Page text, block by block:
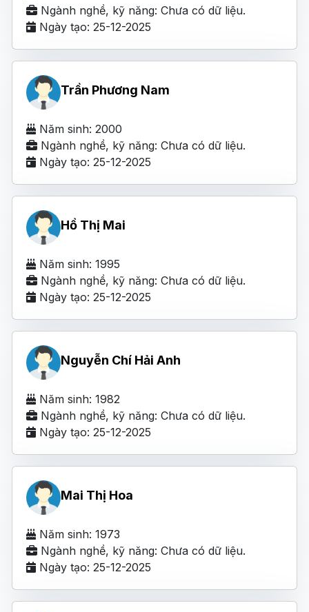
Ngành nghề, kỹ năng: Chưa có dữ liệu.
Ngày tạo: 25-12-2025
Trần Phương Nam
Năm sinh: 2000
Ngành nghề, kỹ năng: Chưa có dữ liệu.
Ngày tạo: 25-12-2025
Hồ Thị Mai
Năm sinh: 1995
Ngành nghề, kỹ năng: Chưa có dữ liệu.
Ngày tạo: 25-12-2025
Nguyễn Chí Hải Anh
Năm sinh: 1982
Ngành nghề, kỹ năng: Chưa có dữ liệu.
Ngày tạo: 25-12-2025
Mai Thị Hoa
Năm sinh: 1973
Ngành nghề, kỹ năng: Chưa có dữ liệu.
Ngày tạo: 25-12-2025